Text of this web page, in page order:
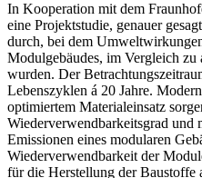
In Kooperation mit dem
eine Projektstudie, genauer
durch, bei dem
Modulgebäudes, im Vergleich zu
wurden. Der
Lebenszyklen á 20 Jahre.
optimiertem Materialeinsatz
Wiederverwendbarkeitsgrad und
Emissionen eines modularen
Wiederverwendbarkeit der
für die Herstellung der Baustoffe